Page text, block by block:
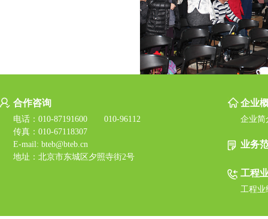
合作咨询
电话：010-87191600 010-96112
传真：010-67118307
E-mail: bteb@bteb.cn
地址：北京市东城区夕照寺街2号
企业
企业简
业务
工程
工程业